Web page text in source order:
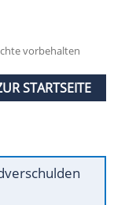
vorbehalten
STARTSEITE